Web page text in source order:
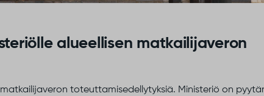
alueellisen matkailijaveron
toteuttamisedellytyksiä. Ministeriö on